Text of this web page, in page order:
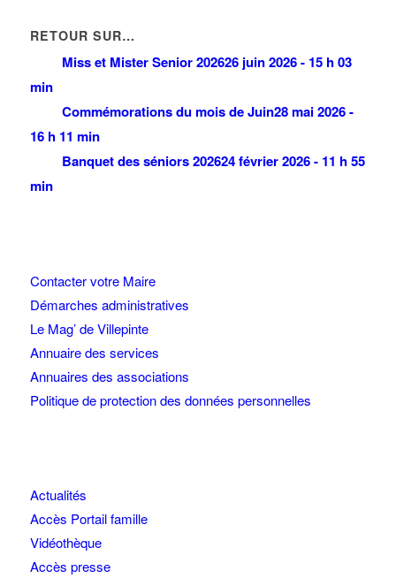
RETOUR SUR…
Miss et Mister Senior 202626 juin 2026 - 15 h 03
min
Commémorations du mois de Juin28 mai 2026 -
16 h 11 min
Banquet des séniors 202624 février 2026 - 11 h 55
min
Contacter votre Maire
Démarches administratives
Le Mag’ de Villepinte
Annuaire des services
Annuaires des associations
Politique de protection des données personnelles
Actualités
Accès Portail famille
Vidéothèque
Accès presse